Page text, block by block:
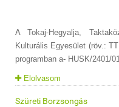
A Tokaj-Hegyalja,
Kulturális Egyesület (röv.:
programban a- HUSK/2401/
Elolvasom
Szüreti Borzsongás